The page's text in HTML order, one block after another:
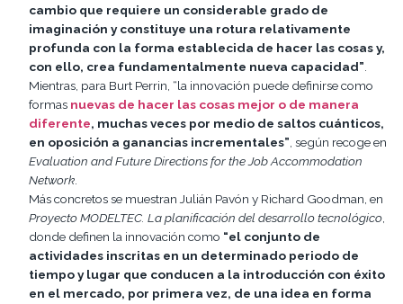
cambio que requiere un considerable grado de
imaginación y constituye una rotura relativamente
profunda con la forma establecida de hacer las cosas y,
con ello, crea fundamentalmente nueva capacidad”
Mientras, para Burt Perrin, “la innovación puede definirse como
formas nuevas de hacer las cosas mejor o de manera
diferente, muchas veces por medio de saltos cuánticos,
en oposición a ganancias incrementales” , según recoge en
Evaluation and Future Directions for the Job Accommodation
Network
Más concretos se muestran Julián Pavón y Richard Goodman, en
Proyecto MODELTEC. La planificación del desarrollo tecnológico
donde definen la innovación como “el conjunto de
actividades inscritas en un determinado periodo de
tiempo y lugar que conducen a la introducción con éxito
en el mercado, por primera vez, de una idea en forma